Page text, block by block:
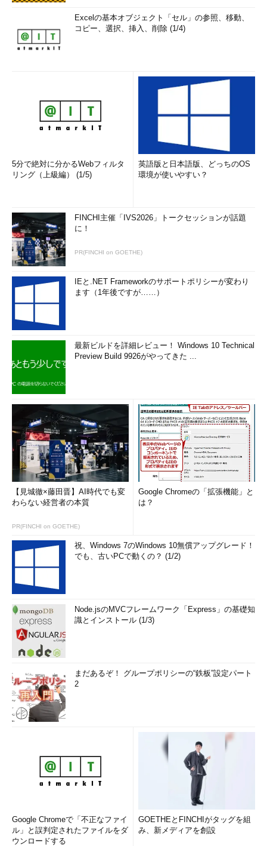
Excelの基本オブジェクト「セル」の参照、移動、
コピー、選択、挿入、削除 (1/4)
5分で絶対に分かるWebフィルタ
リング（上級編） (1/5)
英語版と日本語版、どっちのOS
環境が使いやすい？
FINCHI主催「IVS2026」トークセッションが話題
に！
PR(FINCHI on GOETHE)
IEと.NET Frameworkのサポートポリシーが変わり
ます（1年後ですが……）
最新ビルドを詳細レビュー！ Windows 10 Technical
Preview Build 9926がやってきた ...
【見城徹×藤田晋】AI時代でも変
わらない経営者の本質
PR(FINCHI on GOETHE)
Google Chromeの「拡張機能」と
は？
祝、Windows 7のWindows 10無償アップグレード！
でも、古いPCで動くの？ (1/2)
Node.jsのMVCフレームワーク「Express」の基礎知
識とインストール (1/3)
まだあるぞ！ グループポリシーの“鉄板”設定パート
2
Google Chromeで「不正なファイ
ル」と誤判定されたファイルをダ
ウンロードする
GOETHEとFINCHIがタッグを組
み、新メディアを創設